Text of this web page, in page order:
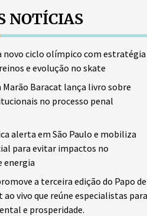
NOTÍCIAS
novo ciclo olímpico com estratégia
e evolução no skate
Marão Baracat lança livro sobre
no processo penal
alerta em São Paulo e mobiliza
para evitar impactos no
energia
a terceira edição do Papo de
vivo que reúne especialistas para
e prosperidade.